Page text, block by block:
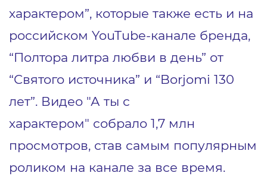
характером”, которые также есть и на
российском YouTube-канале бренда,
“Полтора литра любви в день” от
“Святого источника” и “Borjomi 130
лет”. Видео "А ты с
характером" собрало 1,7 млн
просмотров, став самым популярным
роликом на канале за все время.